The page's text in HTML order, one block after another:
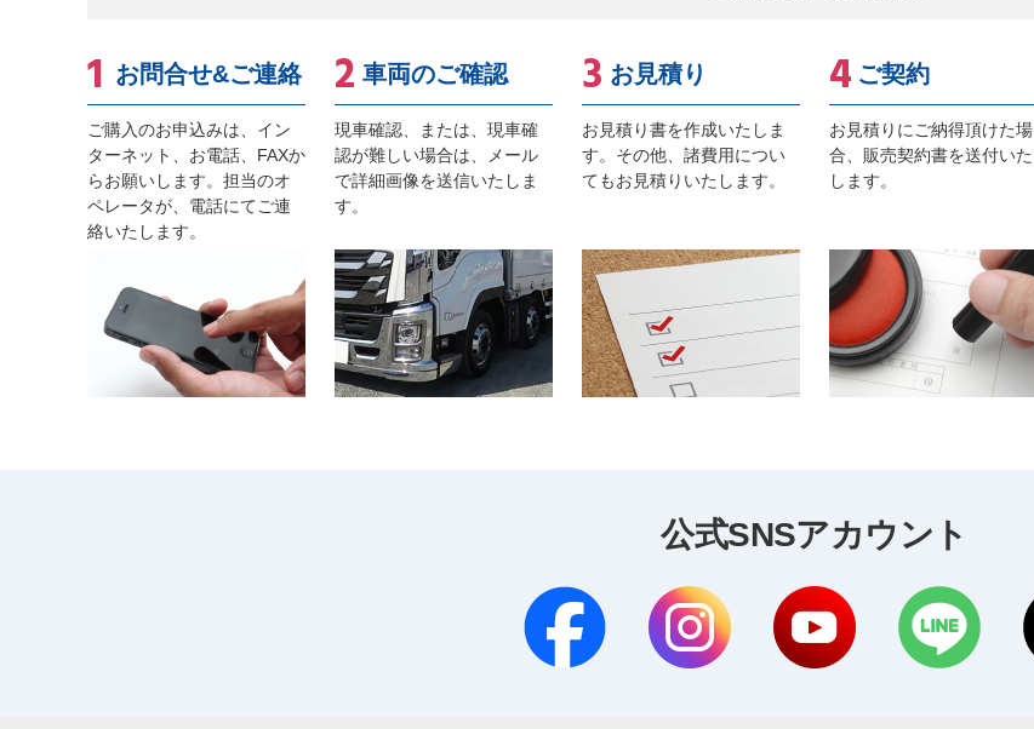
お問合せ&ご連絡
ご購入のお申込みは、イン
ターネット、お電話、FAXか
らお願いします。担当のオ
ペレータが、電話にてご連
絡いたします。
車両のご確認
現車確認、または、現車確
認が難しい場合は、メール
で詳細画像を送信いたしま
す。
お見積り
お見積り書を作成いたしま
す。その他、諸費用につい
てもお見積りいたします。
ご契約
お見積りにご納得頂けた場
合、販売契約書を送付いた
します。
公式SNSアカウント